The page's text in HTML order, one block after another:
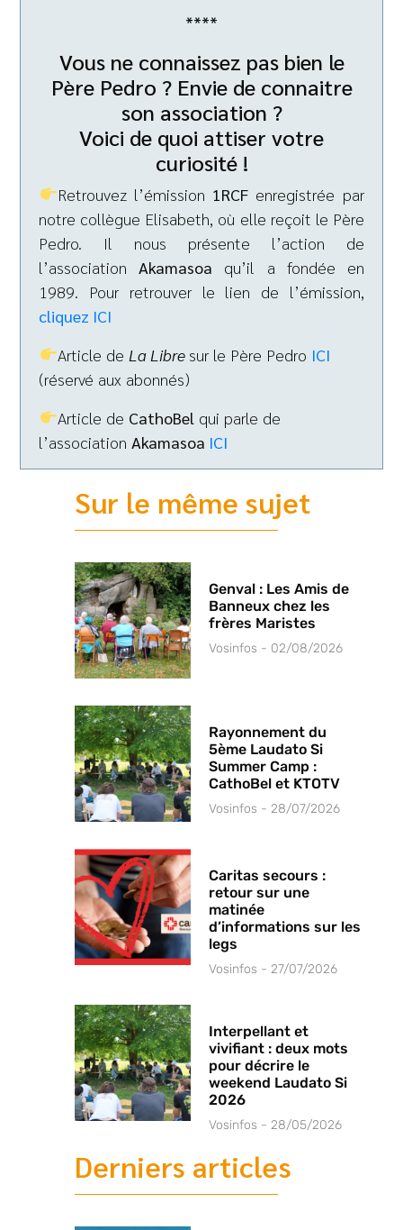
****
Vous ne connaissez pas bien le
Père Pedro ? Envie de connaitre
son association ?
Voici de quoi attiser votre
curiosité !
Retrouvez l’émission 1RCF enregistrée par
notre collègue Elisabeth, où elle reçoit le Père
Pedro. Il nous présente l’action de
l’association Akamasoa qu’il a fondée en
1989. Pour retrouver le lien de l’émission,
cliquez ICI
Article de La Libre sur le Père Pedro ICI
(réservé aux abonnés)
Article de CathoBel qui parle de
l’association Akamasoa ICI
Sur le même sujet
Genval : Les Amis de
Banneux chez les
frères Maristes
Vosinfos 02/08/2026
Rayonnement du
5ème Laudato Si
Summer Camp :
CathoBel et KTOTV
Vosinfos 28/07/2026
Caritas secours :
retour sur une
matinée
d’informations sur les
legs
Vosinfos 27/07/2026
Interpellant et
vivifiant : deux mots
pour décrire le
weekend Laudato Si
2026
Vosinfos 28/05/2026
Derniers articles